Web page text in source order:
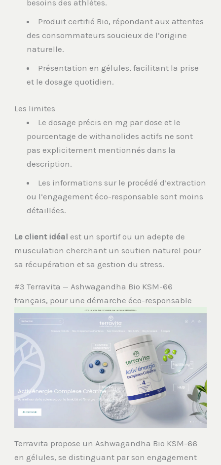
besoins des athlètes.
Produit certifié Bio, répondant aux attentes
des consommateurs soucieux de l’origine
naturelle.
Présentation en gélules, facilitant la prise
et le dosage quotidien.
Les limites
Le dosage précis en mg par dose et le
pourcentage de withanolides actifs ne sont
pas explicitement mentionnés dans la
description.
Les informations sur le procédé d’extraction
ou l’engagement éco-responsable sont moins
détaillées.
Le client idéal est un sportif ou un adepte de
musculation cherchant un soutien naturel pour
sa récupération et sa gestion du stress.
#3 Terravita — Ashwagandha Bio KSM-66
français, pour une démarche éco-responsable
Terravita propose un Ashwagandha Bio KSM-66
en gélules, se distinguant par son engagement